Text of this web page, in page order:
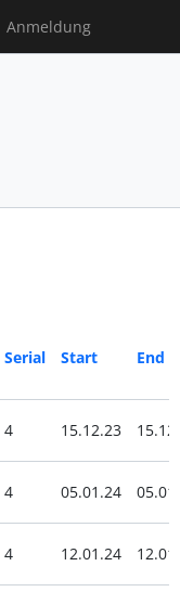
Anmeldung
Serial Start End
4 15.12.23
4 05.01.24
4 12.01.24